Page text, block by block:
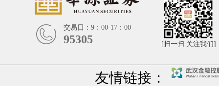
交易日：9：00-17：00
95305 [扫一扫 关注我们]
友情链接：